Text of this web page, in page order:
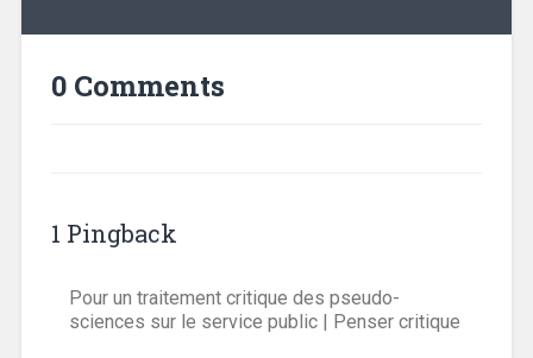
0 Comments
1 Pingback
Pour un traitement critique des pseudo-
sciences sur le service public | Penser critique